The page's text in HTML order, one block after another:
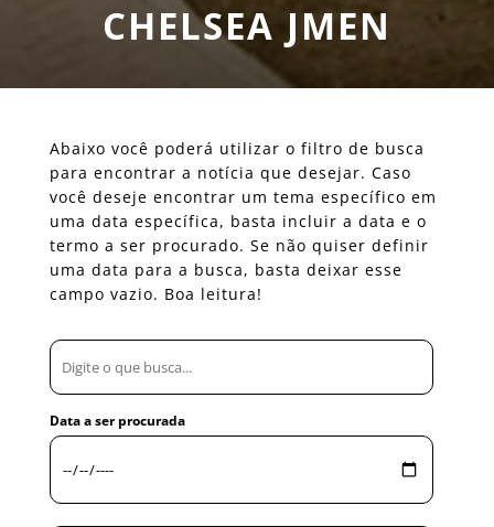
CHELSEA JMEN
Abaixo você poderá utilizar o filtro de busca
para encontrar a notícia que desejar. Caso
você deseje encontrar um tema específico em
uma data específica, basta incluir a data e o
termo a ser procurado. Se não quiser definir
uma data para a busca, basta deixar esse
campo vazio. Boa leitura!